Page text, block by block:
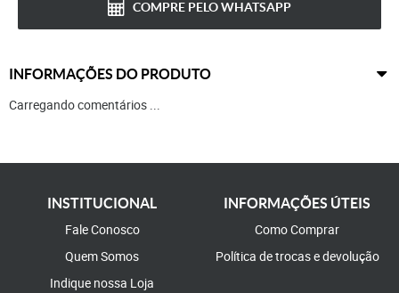
COMPRE PELO WHATSAPP
INFORMAÇÕES DO PRODUTO
Carregando comentários ...
INSTITUCIONAL
Fale Conosco
Quem Somos
Indique nossa Loja
INFORMAÇÕES ÚTEIS
Como Comprar
Política de trocas e devolução